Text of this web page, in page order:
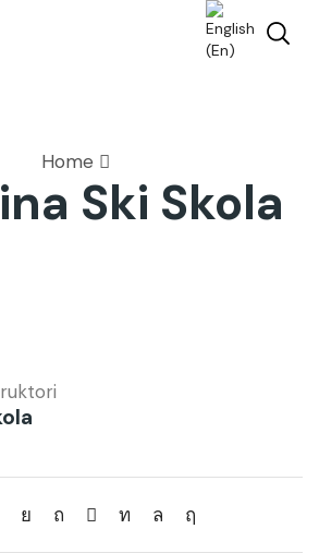
Home
Ski Skola